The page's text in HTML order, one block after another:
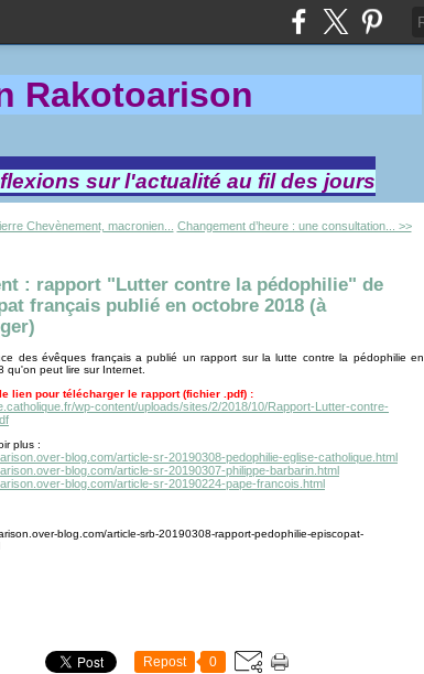
Rakotoarison
sur l'actualité au fil des jours
Chevènement, macronien... Changement d’heure : une consultation... >>
: rapport "Lutter contre la pédophilie" de
français publié en octobre 2018 (à
des évêques français a publié un rapport sur la lutte contre la pédophilie en
qu'on peut lire sur Internet.
lien pour télécharger le rapport (fichier .pdf) :
wp-content/uploads/sites/2/2018/10/Rapport-Lutter-contre-
plus :
blog.com/article-sr-20190308-pedophilie-eglise-catholique.html
blog.com/article-sr-20190307-philippe-barbarin.html
blog.com/article-sr-20190224-pape-francois.html
blog.com/article-srb-20190308-rapport-pedophilie-episcopat-
Repost 0